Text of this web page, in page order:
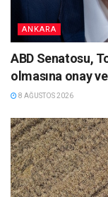
ANKARA
ABD Senatosu,
olmasına onay
8 AĞUSTOS 2026